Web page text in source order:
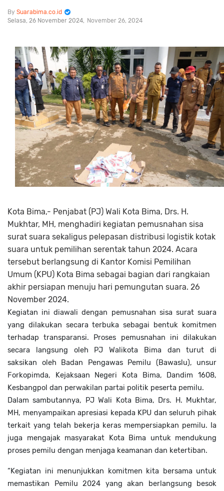
Suarabima.co.id
Selasa, 26 November 2024
November 26, 2024
Kota Bima,- Penjabat (PJ) Wali Kota Bima, Drs. H.
Mukhtar, MH, menghadiri kegiatan pemusnahan sisa
surat suara sekaligus pelepasan distribusi logistik kotak
suara untuk pemilihan serentak tahun 2024. Acara
tersebut berlangsung di Kantor Komisi Pemilihan
Umum (KPU) Kota Bima sebagai bagian dari rangkaian
akhir persiapan menuju hari pemungutan suara. 26
November 2024.
Kegiatan ini diawali dengan pemusnahan sisa surat suara
yang dilakukan secara terbuka sebagai bentuk komitmen
terhadap transparansi. Proses pemusnahan ini dilakukan
secara langsung oleh PJ Walikota Bima dan turut di
saksikan oleh Badan Pengawas Pemilu (Bawaslu), unsur
Forkopimda, Kejaksaan Negeri Kota Bima, Dandim 1608,
Kesbangpol dan perwakilan partai politik peserta pemilu.
Dalam sambutannya, PJ Wali Kota Bima, Drs. H. Mukhtar,
MH, menyampaikan apresiasi kepada KPU dan seluruh pihak
terkait yang telah bekerja keras mempersiapkan pemilu. Ia
juga mengajak masyarakat Kota Bima untuk mendukung
proses pemilu dengan menjaga keamanan dan ketertiban.
“Kegiatan ini menunjukkan komitmen kita bersama untuk
memastikan Pemilu 2024 yang akan berlangsung besok